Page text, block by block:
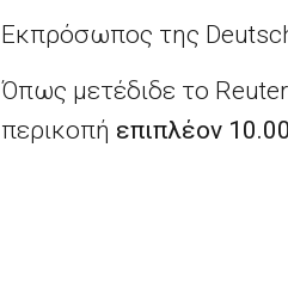
Εκπρόσωπος της
Όπως μετέδιδε το
περικοπή επιπλέον